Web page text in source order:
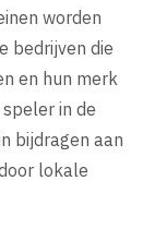
worden
bedrijven die
en hun merk
in de
bijdragen aan
lokale